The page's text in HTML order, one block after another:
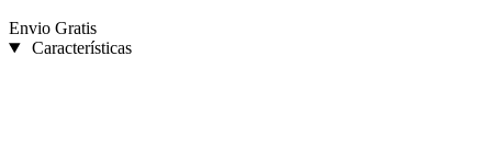
Envio Gratis
Características